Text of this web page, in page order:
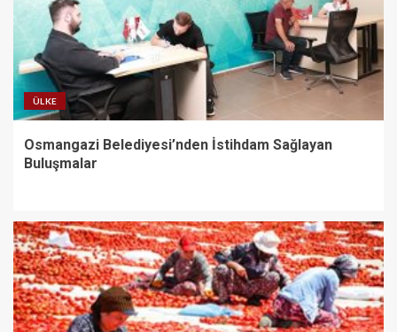
ÜLKE
Osmangazi Belediyesi’nden İstihdam Sağlayan
Buluşmalar